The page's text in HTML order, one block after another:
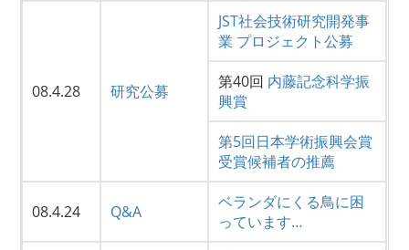
08.4.28 研究公募
JST社会技術研究開発事
業 プロジェクト公募
第40回 内藤記念科学振
興賞
第5回日本学術振興会賞
受賞候補者の推薦
08.4.24 Q&A
ベランダにくる鳥に困
っています…